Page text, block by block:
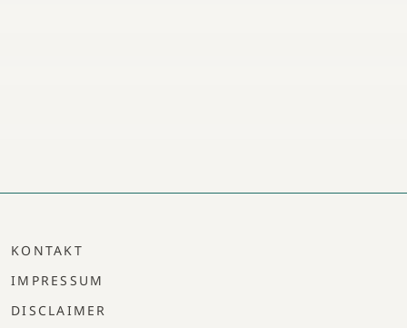
KONTAKT
IMPRESSUM
DISCLAIMER